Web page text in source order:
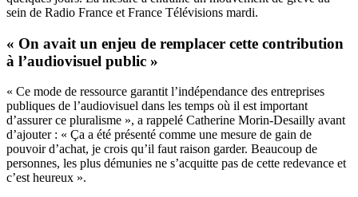
sein de Radio France et France Télévisions mardi.
« On avait un enjeu de remplacer cette contribution
à l’audiovisuel public »
« Ce mode de ressource garantit l’indépendance des entreprises
publiques de l’audiovisuel dans les temps où il est important
d’assurer ce pluralisme », a rappelé Catherine Morin-Desailly avant
d’ajouter : « Ça a été présenté comme une mesure de gain de
pouvoir d’achat, je crois qu’il faut raison garder. Beaucoup de
personnes, les plus démunies ne s’acquitte pas de cette redevance et
c’est heureux ».